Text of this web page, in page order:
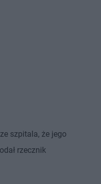
szpitala, że jego
rzecznik